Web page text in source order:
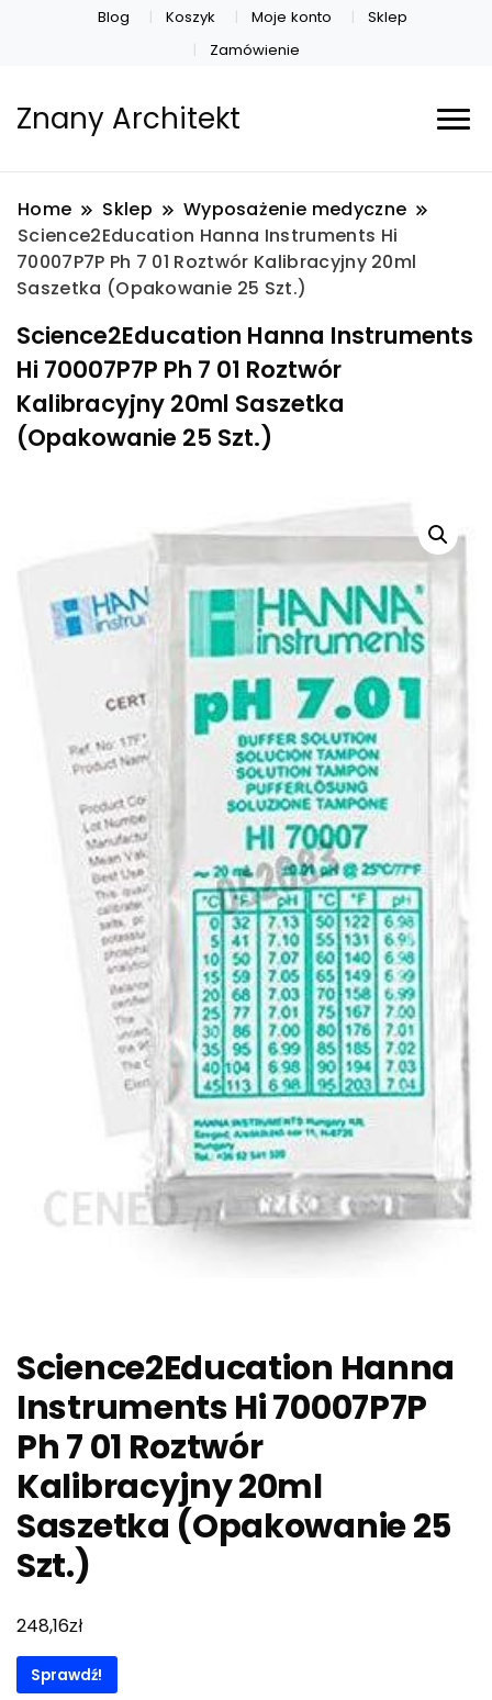
Blog Koszyk Moje konto
Sklep
Zamówienie
Znany Architekt
Home Sklep
Wyposażenie medyczne
Science2Education Hanna Instruments Hi
70007P7P Ph 7 01 Roztwór Kalibracyjny 20ml
Saszetka (Opakowanie 25 Szt.)
Science2Education Hanna Instruments
Hi 70007P7P Ph 7 01 Roztwór
Kalibracyjny 20ml Saszetka
(Opakowanie 25 Szt.)
Science2Education Hanna
Instruments Hi 70007P7P
Ph 7 01 Roztwór
Kalibracyjny 20ml
Saszetka (Opakowanie 25
Szt.)
248,16zł
Sprawdź!